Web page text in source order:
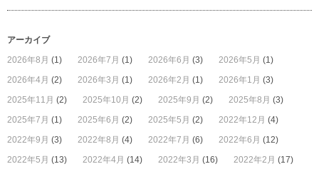
アーカイブ
2026年8月 (1) 2026年7月 (1) 2026年6月 (3) 2026年5月 (1)
2026年4月 (2) 2026年3月 (1) 2026年2月 (1) 2026年1月 (3)
2025年11月 (2) 2025年10月 (2) 2025年9月 (2) 2025年8月 (3)
2025年7月 (1) 2025年6月 (2) 2025年5月 (2) 2022年12月 (4)
2022年9月 (3) 2022年8月 (4) 2022年7月 (6) 2022年6月 (12)
2022年5月 (13) 2022年4月 (14) 2022年3月 (16) 2022年2月 (17)